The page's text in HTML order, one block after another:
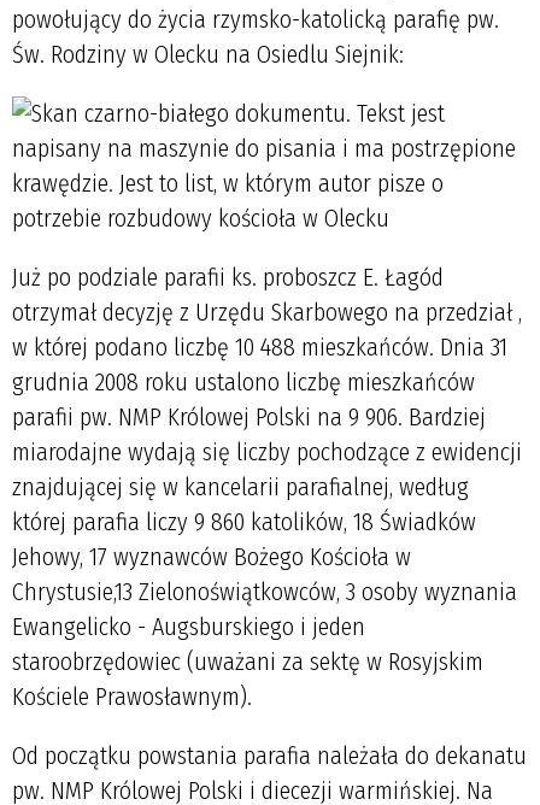
powołujący do życia rzymsko-katolicką parafię pw.
Św. Rodziny w Olecku na Osiedlu Siejnik:
Już po podziale parafii ks. proboszcz E. Łagód
otrzymał decyzję z Urzędu Skarbowego na przedział ,
w której podano liczbę 10 488 mieszkańców. Dnia 31
grudnia 2008 roku ustalono liczbę mieszkańców
parafii pw. NMP Królowej Polski na 9 906. Bardziej
miarodajne wydają się liczby pochodzące z ewidencji
znajdującej się w kancelarii parafialnej, według
której parafia liczy 9 860 katolików, 18 Świadków
Jehowy, 17 wyznawców Bożego Kościoła w
Chrystusie,13 Zielonoświątkowców, 3 osoby wyznania
Ewangelicko - Augsburskiego i jeden
staroobrzędowiec (uważani za sektę w Rosyjskim
Kościele Prawosławnym).
Od początku powstania parafia należała do dekanatu
pw. NMP Królowej Polski i diecezji warmińskiej. Na